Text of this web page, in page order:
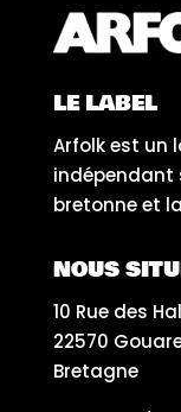
LE LABEL
Arfolk est un
indépendant
bretonne et
NOUS
10 Rue des
22570
Bretagne